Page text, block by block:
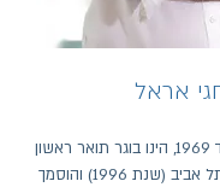
אראל
עורך דין חגי אראל, יליד 1969, הינו בוגר תואר ראשון
(LL.B) מאוניברסיטת תל אביב (שנת 1996) והוסמך